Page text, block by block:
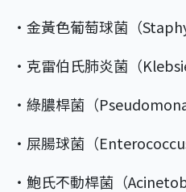
・金黃色葡萄球菌（
・克雷伯氏肺炎菌（
・綠膿桿菌（
・屎腸球菌（
・鮑氏不動桿菌（